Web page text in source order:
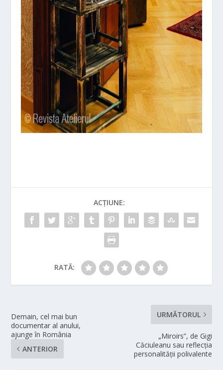
ACȚIUNE:
RATĂ:
Demain, cel mai bun
documentar al anului,
ajunge în România
ANTERIOR
URMĂTORUL
„Miroirs”, de Gigi
Căciuleanu sau reflecția
personalității polivalente